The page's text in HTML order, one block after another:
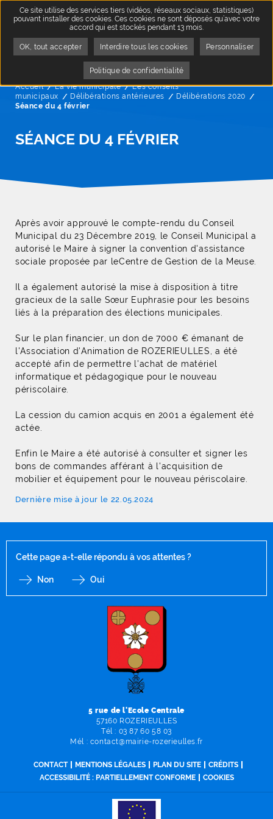
Accueil La vie municipale
Les conseils
municipaux
Délibérations antérieures Délibérations 2020
Séance du 4 février
SÉANCE DU 4 FÉVRIER
Après avoir approuvé le compte-rendu du Conseil
Municipal du 23 Décembre 2019, le Conseil Municipal a
autorisé le Maire à signer la convention d'assistance
sociale proposée par leCentre de Gestion de la Meuse.
Il a également autorisé la mise à disposition à titre
gracieux de la salle Sœur Euphrasie pour les besoins
liés à la préparation des élections municipales.
Sur le plan financier, un don de 7000 € émanant de
l'Association d'Animation de ROZERIEULLES, a été
accepté afin de permettre l'achat de matériel
informatique et pédagogique pour le nouveau
périscolaire.
La cession du camion acquis en 2001 a également été
actée.
Enfin le Maire a été autorisé à consulter et signer les
bons de commandes afférant à l'acquisition de
mobilier et équipement pour le nouveau périscolaire.
Dernière mise à jour le 22.05.2024
Cette page a-t-elle répondu à vos attentes ?
Non Oui
5 rue de l'Ecole Centrale
57160 ROZERIEULLES
Tél : 03 87 60 58 03
Mél : contact@mairie-rozerieulles.fr
CONTACT MENTIONS LÉGALES PLAN DU SITE
CRÉDITS
ACCESSIBILITÉ : PARTIELLEMENT CONFORME
COOKIES
Ce site utilise des services tiers (vidéos, réseaux sociaux, statistiques)
pouvant installer des cookies. Ces cookies ne sont déposés qu’avec votre
accord qui est stockés pendant 13 mois.
OK, tout accepter Interdire tous les cookies Personnaliser
Politique de confidentialité